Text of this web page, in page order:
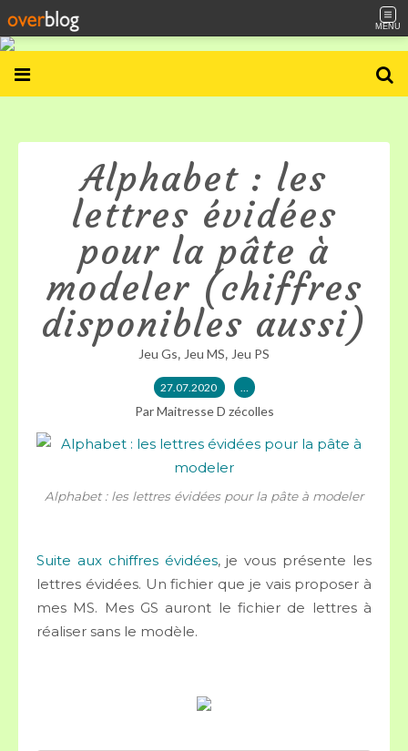
MENU
Alphabet : les
lettres évidées
pour la pâte à
modeler (chiffres
disponibles aussi)
Jeu Gs, Jeu MS, Jeu PS
27.07.2020 …
Par Maitresse D zécolles
Alphabet : les lettres évidées pour la pâte à modeler
Suite aux chiffres évidées, je vous présente les
lettres évidées. Un fichier que je vais proposer à
mes MS. Mes GS auront le fichier de lettres à
réaliser sans le modèle.